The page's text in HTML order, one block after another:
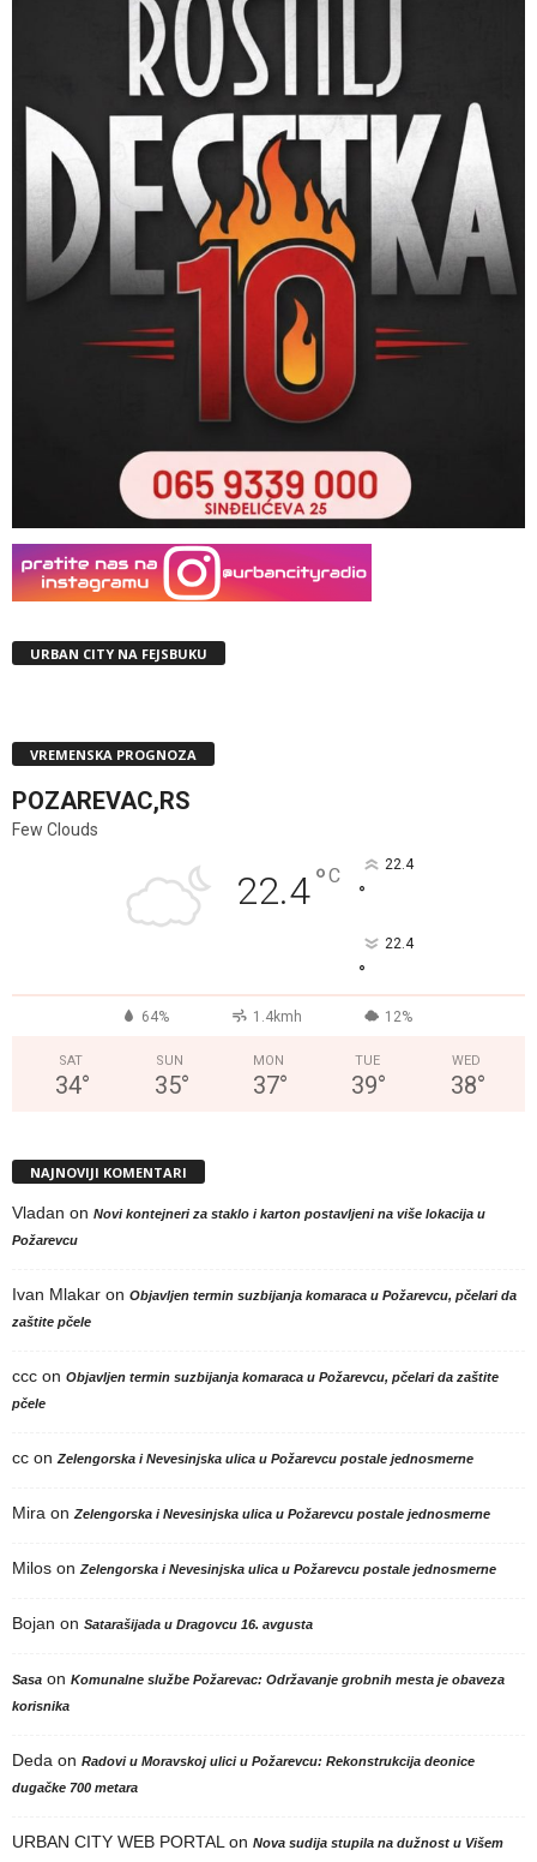
URBAN CITY NA FEJSBUKU
VREMENSKA PROGNOZA
POZAREVAC,RS
Few Clouds
22.4°C 22.4
°
22.4
°
64% 1.4kmh 12%
SAT
34°
SUN
35°
MON
37°
TUE
39°
WED
38°
NAJNOVIJI KOMENTARI
Vladan on Novi kontejneri za staklo i karton postavljeni na više lokacija u
Požarevcu
Ivan Mlakar on Objavljen termin suzbijanja komaraca u Požarevcu, pčelari da
zaštite pčele
ccc on Objavljen termin suzbijanja komaraca u Požarevcu, pčelari da zaštite
pčele
cc onZelengorska i Nevesinjska ulica u Požarevcu postale jednosmerne
Mira onZelengorska i Nevesinjska ulica u Požarevcu postale jednosmerne
Milos onZelengorska i Nevesinjska ulica u Požarevcu postale jednosmerne
Bojan on Satarašijada u Dragovcu 16. avgusta
Sasa on Komunalne službe Požarevac: Održavanje grobnih mesta je obaveza
korisnika
Deda on Radovi u Moravskoj ulici u Požarevcu: Rekonstrukcija deonice
dugačke 700 metara
URBAN CITY WEB PORTALon Nova sudija stupila na dužnost u Višem